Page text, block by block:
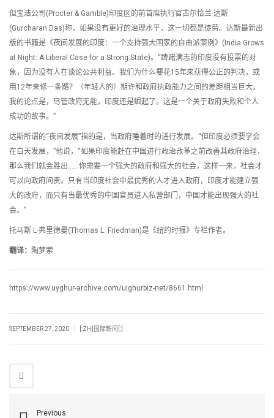
但宝洁公司(Procter & Gamble)印度区的前首席执行官古尔恰兰·达斯
(Gurcharan Das)称，如果没有更好的治理水平，这一切都是徒劳。达斯最新出
版的书籍是《夜间发展的印度：一个支持强大国家的自由派案例》(India Grows
at Night: A Liberal Case for a Strong State)。“踌躇满志的印度没有投票的对
象，因为没有人在谈论公共利益。我们为什么要花15年来获得公正的判决，或
用12年来修一条路？（年轻人的）期许和政府执政能力之间的差距相当巨大。
我的论点是，尽管政府无能，印度还是崛起了。这是一个关于政府失败和个人
成功的故事。”
达斯所谓的“夜间发展”指的是，当政府睡着时的进行发展。“但印度必须要学会
在白天发展，”他说，“如果印度能赶在中国进行政治改革之前改善其政府治理，
那么我们就会胜出……你需要一个强大的政府和强大的社会，这样一来，社会才
可以向政府问责。只有当印度社会中最优秀的人才进入政府，印度才能建立强
大的政府，而只有当最优秀的中国官员进入私营部门，中国才能出现强大的社
会。”
托马斯·L·弗里德曼(Thomas L. Friedman)是《纽约时报》专栏作者。
翻译： 陶梦萦
https://www.uyghur-archive.com/uighurbiz-net/8661.html
SEPTEMBER 27, 2020 [:ZH]国际新闻[:]
Previous